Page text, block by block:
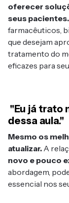
oferecer
seus pacientes.
farmacêuticos,
que desejam
tratamento do
eficazes para
"Eu já trato
dessa aula."
Mesmo os
atualizar. A
novo e pouco
abordagem,
essencial nos